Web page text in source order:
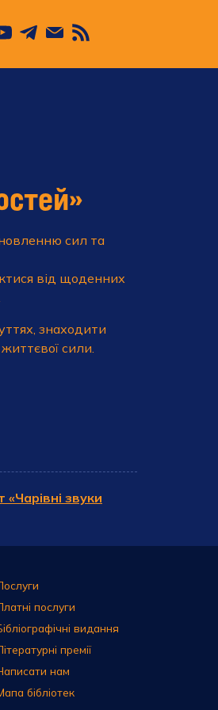
сил та
від щоденних
знаходити
сили.
звуки
послуги
видання
премії
нам
бібліотек